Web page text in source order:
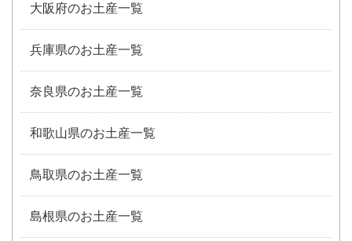
大阪府のお土産一覧
兵庫県のお土産一覧
奈良県のお土産一覧
和歌山県のお土産一覧
鳥取県のお土産一覧
島根県のお土産一覧